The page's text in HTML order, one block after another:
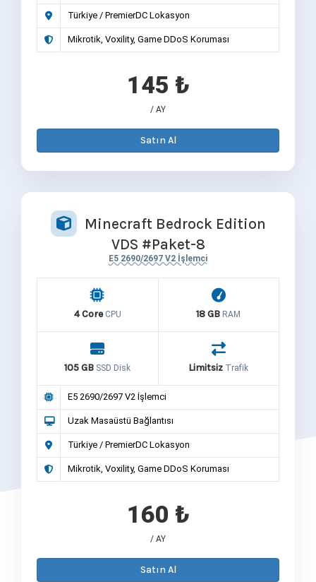
Türkiye / PremierDC Lokasyon
Mikrotik, Voxility, Game DDoS Koruması
145 ₺
/ AY
Satın Al
Minecraft Bedrock Edition
VDS #Paket-8
E5 2690/2697 V2 İşlemci
4 Core CPU 18 GB RAM
105 GB SSD Disk Limitsiz Trafik
E5 2690/2697 V2 İşlemci
Uzak Masaüstü Bağlantısı
Türkiye / PremierDC Lokasyon
Mikrotik, Voxility, Game DDoS Koruması
160 ₺
/ AY
Satın Al